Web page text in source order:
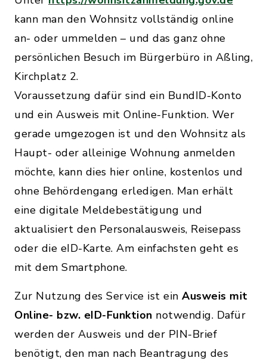
kann man den Wohnsitz vollständig online
an- oder ummelden – und das ganz ohne
persönlichen Besuch im Bürgerbüro in Aßling,
Kirchplatz 2.
Voraussetzung dafür sind ein BundID-Konto
und ein Ausweis mit Online-Funktion. Wer
gerade umgezogen ist und den Wohnsitz als
Haupt- oder alleinige Wohnung anmelden
möchte, kann dies hier online, kostenlos und
ohne Behördengang erledigen. Man erhält
eine digitale Meldebestätigung und
aktualisiert den Personalausweis, Reisepass
oder die eID-Karte. Am einfachsten geht es
mit dem Smartphone.
Zur Nutzung des Service ist ein Ausweis mit
Online- bzw. eID-Funktion notwendig. Dafür
werden der Ausweis und der PIN-Brief
benötigt, den man nach Beantragung des